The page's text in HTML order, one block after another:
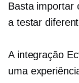
Basta importar
a testar
A integração
uma